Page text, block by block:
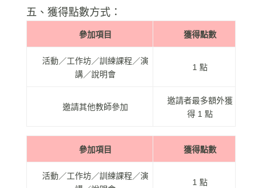
五、獲得點數方式：
參加項目 獲得點數
活動／工作坊／訓練課程／演
講／說明會
1 點
邀請其他教師參加
邀請者最多額外獲
得 1 點
參加項目 獲得點數
活動／工作坊／訓練課程／演
1 點